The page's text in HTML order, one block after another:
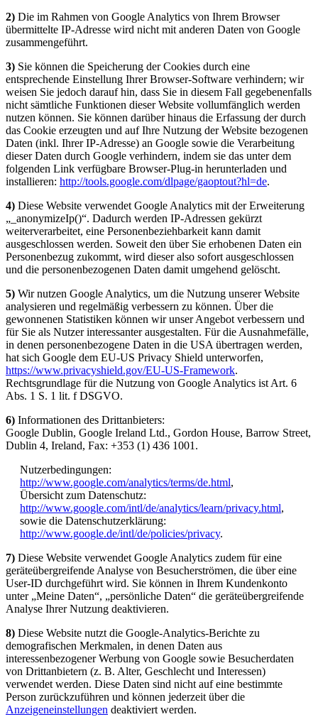
2) Die im Rahmen von Google Analytics von Ihrem Browser
übermittelte IP-Adresse wird nicht mit anderen Daten von Google
zusammengeführt.
3) Sie können die Speicherung der Cookies durch eine
entsprechende Einstellung Ihrer Browser-Software verhindern; wir
weisen Sie jedoch darauf hin, dass Sie in diesem Fall gegebenenfalls
nicht sämtliche Funktionen dieser Website vollumfänglich werden
nutzen können. Sie können darüber hinaus die Erfassung der durch
das Cookie erzeugten und auf Ihre Nutzung der Website bezogenen
Daten (inkl. Ihrer IP-Adresse) an Google sowie die Verarbeitung
dieser Daten durch Google verhindern, indem sie das unter dem
folgenden Link verfügbare Browser-Plug-in herunterladen und
installieren: http://tools.google.com/dlpage/gaoptout?hl=de.
4) Diese Website verwendet Google Analytics mit der Erweiterung
„_anonymizeIp()“. Dadurch werden IP-Adressen gekürzt
weiterverarbeitet, eine Personenbeziehbarkeit kann damit
ausgeschlossen werden. Soweit den über Sie erhobenen Daten ein
Personenbezug zukommt, wird dieser also sofort ausgeschlossen
und die personenbezogenen Daten damit umgehend gelöscht.
5) Wir nutzen Google Analytics, um die Nutzung unserer Website
analysieren und regelmäßig verbessern zu können. Über die
gewonnenen Statistiken können wir unser Angebot verbessern und
für Sie als Nutzer interessanter ausgestalten. Für die Ausnahmefälle,
in denen personenbezogene Daten in die USA übertragen werden,
hat sich Google dem EU-US Privacy Shield unterworfen,
https://www.privacyshield.gov/EU-US-Framework.
Rechtsgrundlage für die Nutzung von Google Analytics ist Art. 6
Abs. 1 S. 1 lit. f DSGVO.
6) Informationen des Drittanbieters:
Google Dublin, Google Ireland Ltd., Gordon House, Barrow Street,
Dublin 4, Ireland, Fax: +353 (1) 436 1001.
Nutzerbedingungen:
http://www.google.com/analytics/terms/de.html,
Übersicht zum Datenschutz:
http://www.google.com/intl/de/analytics/learn/privacy.html,
sowie die Datenschutzerklärung:
http://www.google.de/intl/de/policies/privacy.
7) Diese Website verwendet Google Analytics zudem für eine
geräteübergreifende Analyse von Besucherströmen, die über eine
User-ID durchgeführt wird. Sie können in Ihrem Kundenkonto
unter „Meine Daten“, „persönliche Daten“ die geräteübergreifende
Analyse Ihrer Nutzung deaktivieren.
8) Diese Website nutzt die Google-Analytics-Berichte zu
demografischen Merkmalen, in denen Daten aus
interessenbezogener Werbung von Google sowie Besucherdaten
von Drittanbietern (z. B. Alter, Geschlecht und Interessen)
verwendet werden. Diese Daten sind nicht auf eine bestimmte
Person zurückzuführen und können jederzeit über die
Anzeigeneinstellungen deaktiviert werden.